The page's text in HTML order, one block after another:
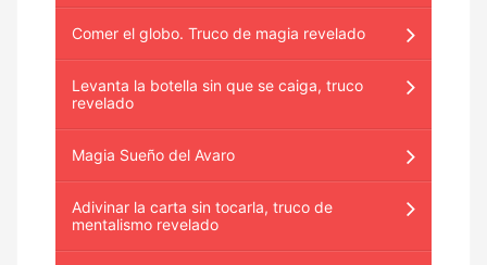
Comer el globo. Truco de magia revelado
Levanta la botella sin que se caiga, truco
revelado
Magia Sueño del Avaro
Adivinar la carta sin tocarla, truco de
mentalismo revelado